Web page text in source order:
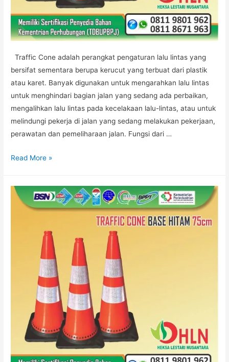
Traffic Cone adalah perangkat pengaturan lalu lintas yang
bersifat sementara berupa kerucut yang terbuat dari plastik
atau karet. Banyak digunakan untuk mengarahkan lalu lintas
untuk menghindari bagian jalan yang sedang ada perbaikan,
mengalihkan lalu lintas pada kecelakaan lalu-lintas, atau untuk
melindungi pekerja di jalan yang sedang melakukan pekerjaan,
perawatan dan pemeliharaan jalan. Fungsi dari …
JUAL
LINTAS
Read More »